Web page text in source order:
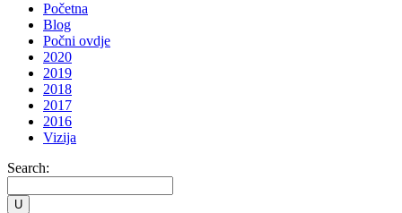
Početna
Blog
Počni ovdje
2020
2019
2018
2017
2016
Vizija
Search: